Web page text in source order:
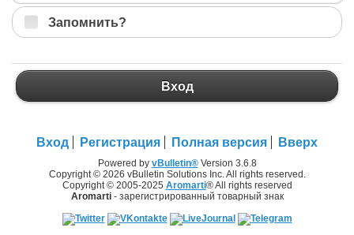
Запомнить?
Вход
Вход Регистрация Полная версия Вверх
Powered by vBulletin®Version 3.6.8
Copyright © 2026 vBulletin Solutions Inc. All rights reserved.
Copyright © 2005-2025 Aromarti® All rights reserved
Aromarti- зарегистрированный товарный знак